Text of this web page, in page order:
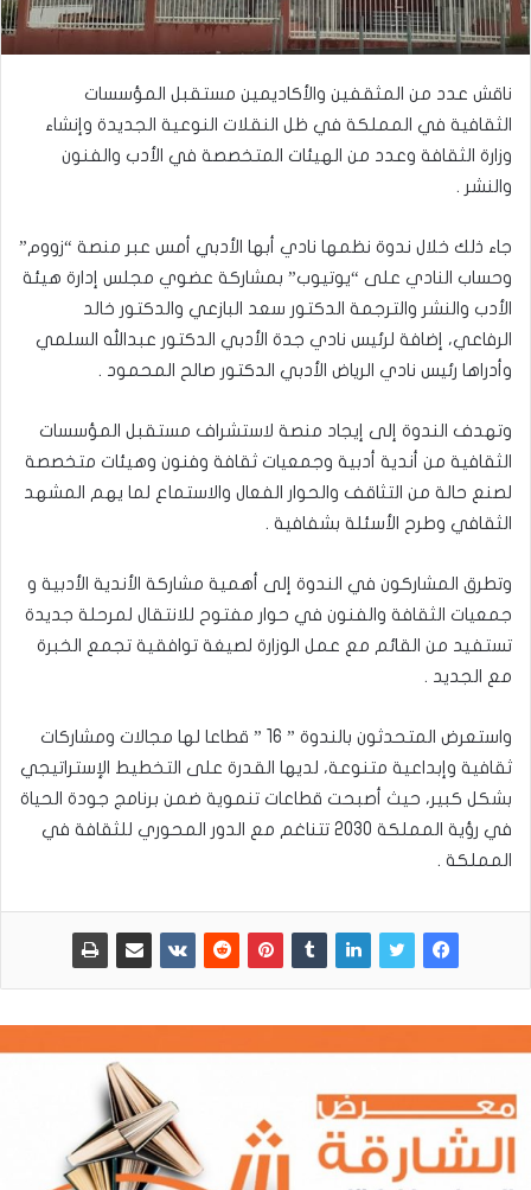
ناقش عدد من المثقفين والأكاديمين مستقبل المؤسسات
الثقافية في المملكة في ظل النقلات النوعية الجديدة وإنشاء
وزارة الثقافة وعدد من الهيئات المتخصصة في الأدب والفنون
والنشر .
جاء ذلك خلال ندوة نظمها نادي أبها الأدبي أمس عبر منصة “زووم”
وحساب النادي على “يوتيوب” بمشاركة عضوي مجلس إدارة هيئة
الأدب والنشر والترجمة الدكتور سعد البازعي والدكتور خالد
الرفاعي، إضافة لرئيس نادي جدة الأدبي الدكتور عبدالله السلمي
وأدراها رئيس نادي الرياض الأدبي الدكتور صالح المحمود .
وتهدف الندوة إلى إيجاد منصة لاستشراف مستقبل المؤسسات
الثقافية من أندية أدبية وجمعيات ثقافة وفنون وهيئات متخصصة
لصنع حالة من التثاقف والحوار الفعال والاستماع لما يهم المشهد
الثقافي وطرح الأسئلة بشفافية .
وتطرق المشاركون في الندوة إلى أهمية مشاركة الأندية الأدبية و
جمعيات الثقافة والفنون في حوار مفتوح للانتقال لمرحلة جديدة
تستفيد من القائم مع عمل الوزارة لصيغة توافقية تجمع الخبرة
مع الجديد .
واستعرض المتحدثون بالندوة ” 16 ” قطاعا لها مجالات ومشاركات
ثقافية وإبداعية متنوعة، لديها القدرة على التخطيط الإستراتيجي
بشكل كبير، حيث أصبحت قطاعات تنموية ضمن برنامج جودة الحياة
في رؤية المملكة 2030 تتناغم مع الدور المحوري للثقافة في
المملكة .